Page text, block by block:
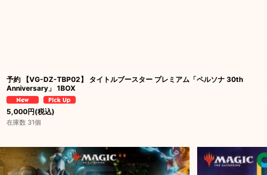
予約 【VG-DZ-TBP02】 タイトルブースター プレミアム「ペルソナ 30th
Anniversary」 1BOX
5,000円(税込)
在庫数 31個